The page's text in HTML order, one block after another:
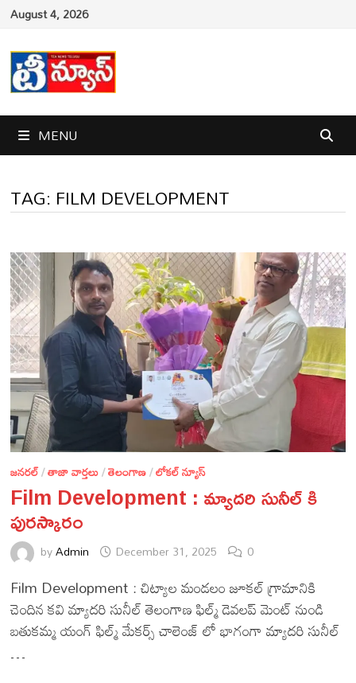
Skip
content
August 4, 2026
MENU
TAG: FILM DEVELOPMENT
జనరల్/తాజా వార్తలు/తెలంగాణ/లోకల్ న్యూస్
Film Development : మ్యాదరి సునీల్ కి
పురస్కారం
byAdmin December 31, 2025 0
Film Development : చిట్యాల మండలం జూకల్ గ్రామానికి
చెందిన కవి మ్యాదరి సునీల్ తెలంగాణ ఫిల్మ్ డెవలప్ మెంట్ నుండి
బతుకమ్మ యంగ్ ఫిల్మ్ మేకర్స్ చాలెంజ్ లో భాగంగా మ్యాదరి సునీల్
…